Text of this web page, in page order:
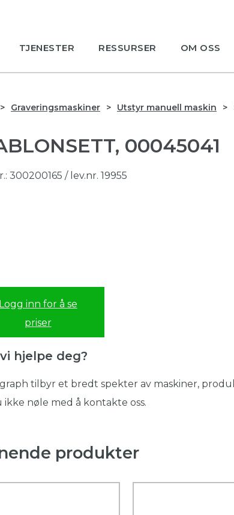
TJENESTER RESSURSER OM OSS
Graveringsmaskiner Utstyr manuell maskin
00045041
300200165 / lev.nr. 19955
Logg inn for å se
priser
hjelpe deg?
tilbyr et bredt spekter av maskiner,
ikke nøle med å kontakte oss.
produkter